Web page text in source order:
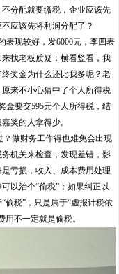
分配就要缴税，企业应该先
应该先将利润分配了？
表现较好，发6000元，李四表
找老板质疑：横看竖看，我
奖金为什么还比我多呢？老
来不小心猜中了个人所得税
金要交595元个人所得税，结
奖的人拿得少。
做财务工作得也难免会出现
机关来检查，发现差错，影
亏损，收入、成本费用处理
以治个“偷税”；如果纠正以
偷税”，只是属于“虚报计税依
不一定就是偷税。